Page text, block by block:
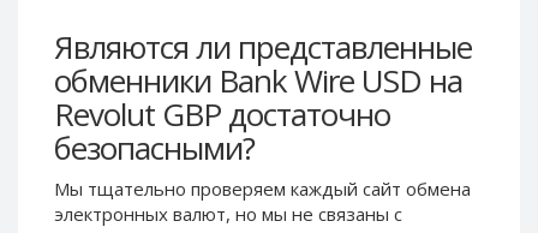
Являются ли представленные
обменники Bank Wire USD на
Revolut GBP достаточно
безопасными?
Мы тщательно проверяем каждый сайт обмена
электронных валют, но мы не связаны c
PaySera USD
PaySera EUR
PaySera PLN
AliPay CNY
UnionPay CNY
Paymer USD
PaySera USD
PaySera EUR
PaySera PLN
UnionPay CNY
Paymer USD